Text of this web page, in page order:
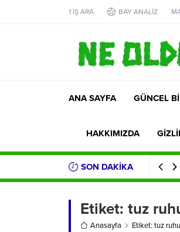
1 İŞ ARA BAY ANALİZ
ANA SAYFA GÜNCEL
HAKKIMIZDA
SON DAKİKA
Etiket: tuz
Anasayfa Etiket: tuz